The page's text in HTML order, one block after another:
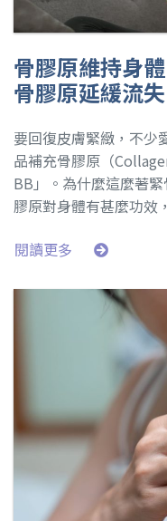
骨膠原維持身
骨膠原延緩流失
要回復皮膚緊緻，不少
品補充骨膠原（
BB」。為什麼這麼著
膠原對身體有甚麼功
閱讀更多